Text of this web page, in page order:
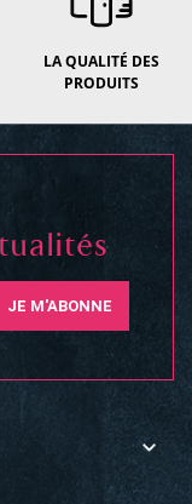
LA QUALITÉ DES
PRODUITS
JE M'ABONNE